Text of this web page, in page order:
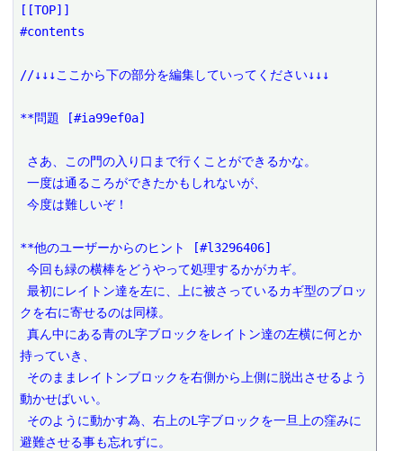
[[TOP]]
#contents
//↓↓↓ここから下の部分を編集していってください↓↓↓
**問題 [#ia99ef0a]
一度は通るころができたかもしれないが、
今度は難しいぞ！
**他のユーザーからのヒント [#l3296406]
今回も緑の横棒をどうやって処理するかがカギ。
最初にレイトン達を左に、上に被さっているカギ型のブロッ
クを右に寄せるのは同様。
真ん中にある青のL字ブロックをレイトン達の左横に何とか
持っていき、
動かせばいい。
避難させる事も忘れずに。